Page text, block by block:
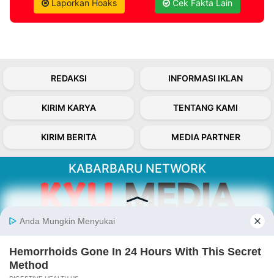
Laporkan Hoaks Cek Fakta Lain
REDAKSI INFORMASI IKLAN
KIRIM KARYA TENTANG KAMI
KIRIM BERITA MEDIA PARTNER
KABARBARU NETWORK